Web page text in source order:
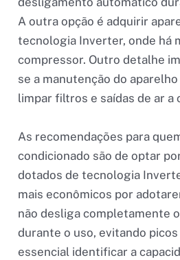
A outra opção é adquirir
tecnologia Inverter, onde há
compressor. Outro detalhe
se a manutenção do
limpar filtros e saídas de ar a
As recomendações para
condicionado são de optar
dotados de tecnologia
mais econômicos por
não desliga completamente
durante o uso, evitando
essencial identificar a